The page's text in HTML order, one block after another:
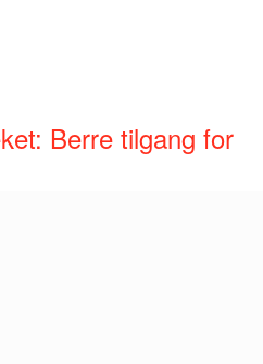
Berre tilgang for